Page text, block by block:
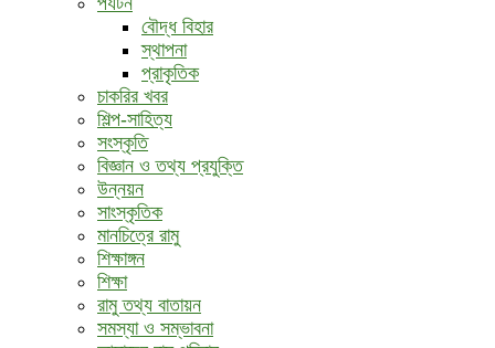
বৌদ্ধ ‍বিহার
স্থাপনা
প্রাকৃতিক
চাকরির খবর
শিল্প-সাহিত্য
সংস্কৃতি
বিজ্ঞান ও তথ্য প্রযুক্তি
উন্নয়ন
সাংস্কৃতিক
মানচিত্রে রামু
শিক্ষাঙ্গন
শিক্ষা
রামু তথ্য বাতায়ন
সমস্যা ও সম্ভাবনা